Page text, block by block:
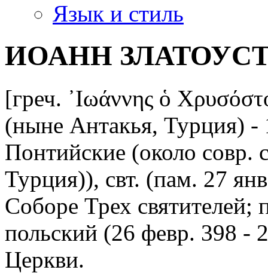
Язык и стиль
ИОАНН ЗЛАТОУСТ.
[греч. ᾿Ιωάννης ὁ
(ныне Антакья, Турция)
Понтийские (около совр.
Турция)), свт. (пам. 27
Соборе Трех святителей;
польский (26 февр. 398 -
Церкви.